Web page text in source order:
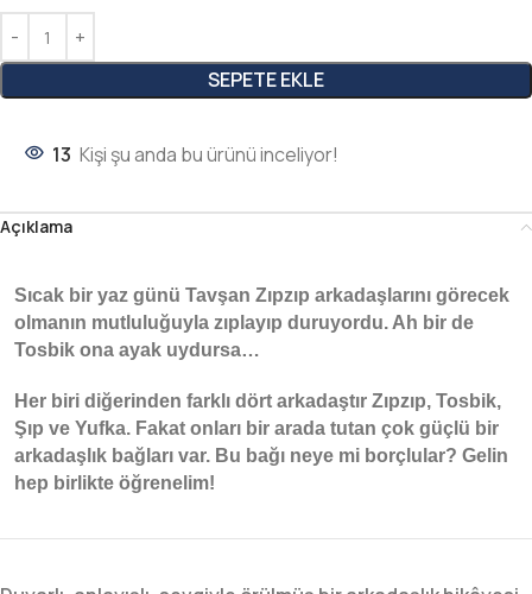
SEPETE EKLE
13 Kişi şu anda bu ürünü inceliyor!
Açıklama
Sıcak bir yaz günü Tavşan Zıpzıp arkadaşlarını görecek
olmanın mutluluğuyla zıplayıp duruyordu. Ah bir de
Tosbik ona ayak uydursa…
Her biri diğerinden farklı dört arkadaştır Zıpzıp, Tosbik,
Şıp ve Yufka. Fakat onları bir arada tutan çok güçlü bir
arkadaşlık bağları var. Bu bağı neye mi borçlular? Gelin
hep birlikte öğrenelim!